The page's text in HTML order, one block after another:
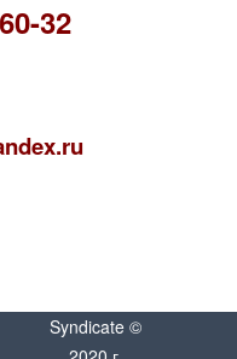
32
Syndicate ©